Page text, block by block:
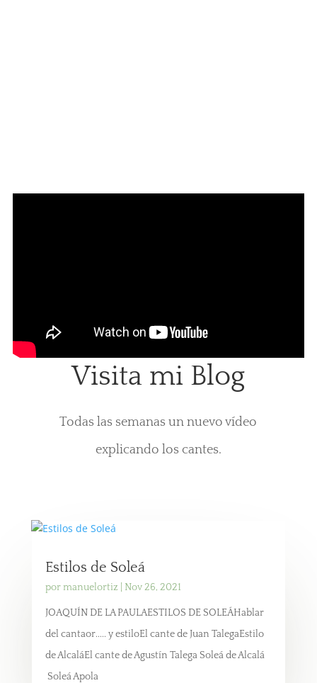
Visita mi Blog
Todas las semanas un nuevo vídeo
explicando los cantes.
Estilos de Soleá
por manuelortiz Nov 26, 2021
JOAQUÍN DE LA PAULAESTILOS DE SOLEÁHablar
del cantaor..... y estiloEl cante de Juan TalegaEstilo
de AlcaláEl cante de Agustín Talega Soleá de Alcalá
Soleá Apola